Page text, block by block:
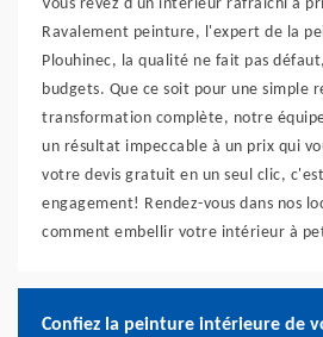
Vous rêvez d'un intérieur rafraîchi à
Ravalement peinture, l'expert de la
Plouhinec, la qualité ne fait pas
budgets. Que ce soit pour une simple
transformation complète, notre
un résultat impeccable à un prix qui
votre devis gratuit en un seul clic,
engagement! Rendez-vous dans nos
comment embellir votre intérieur à
Confiez la peinture intérieure de